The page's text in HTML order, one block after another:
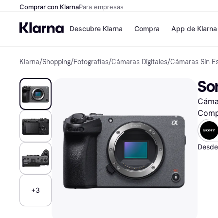
Comprar con KlarnaPara empresas
Descubre Klarna
Formas de
Paga ahora
Paga en 3 plazos
Paga en 30 días
Financiación
Klarna en Apple
Compra
Tiendas
Zalando Prive
JD Sports
Directorio de
App de Klarna
Klarna/Shopping/Fotografías/Cámaras Digitales/Cámaras Sin
+3